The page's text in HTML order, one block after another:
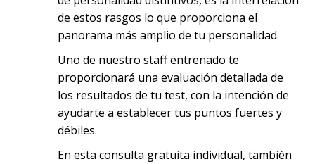
de estos rasgos lo que proporciona el
panorama más amplio de tu personalidad.
Uno de nuestro staff entrenado te
proporcionará una evaluación detallada de
los resultados de tu test, con la intención de
ayudarte a establecer tus puntos fuertes y
débiles.
En esta consulta gratuita individual, también